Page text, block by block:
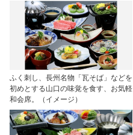
ふく刺し、長州名物「瓦そば」などを
初めとする山口の味覚を食す、お気軽
和会席。（イメージ）